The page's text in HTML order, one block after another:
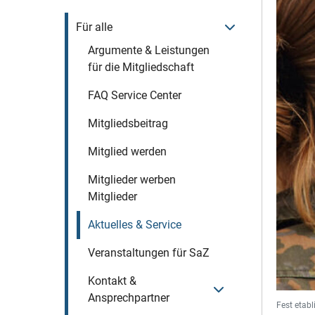
Für alle
Menü öffnen
Argumente & Leistungen
für die Mitgliedschaft
FAQ Service Center
Mitgliedsbeitrag
Mitglied werden
Mitglieder werben
Mitglieder
Aktuelles & Service
Veranstaltungen für SaZ
Kontakt &
Ansprechpartner
Menü öffnen
Fest